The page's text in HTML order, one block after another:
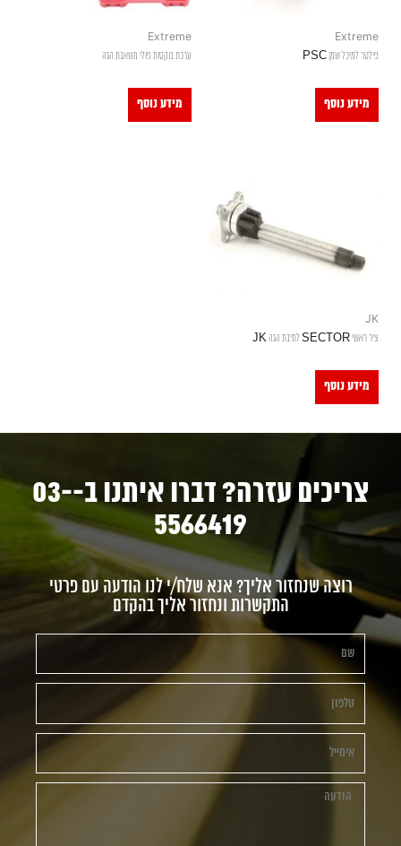
Extreme
פילטר למיכל שמן PSC
מידע נוסף
Extreme
ערכת בוקסות פולי משאבת הגה
מידע נוסף
JK
ציר ראשי SECTOR לתיבת הגה JK
מידע נוסף
צריכים עזרה? דברו איתנו ב-03-
5566419
רוצה שנחזור אליך? אנא שלח/י לנו הודעה עם פרטי
התקשרות ונחזור אליך בהקדם